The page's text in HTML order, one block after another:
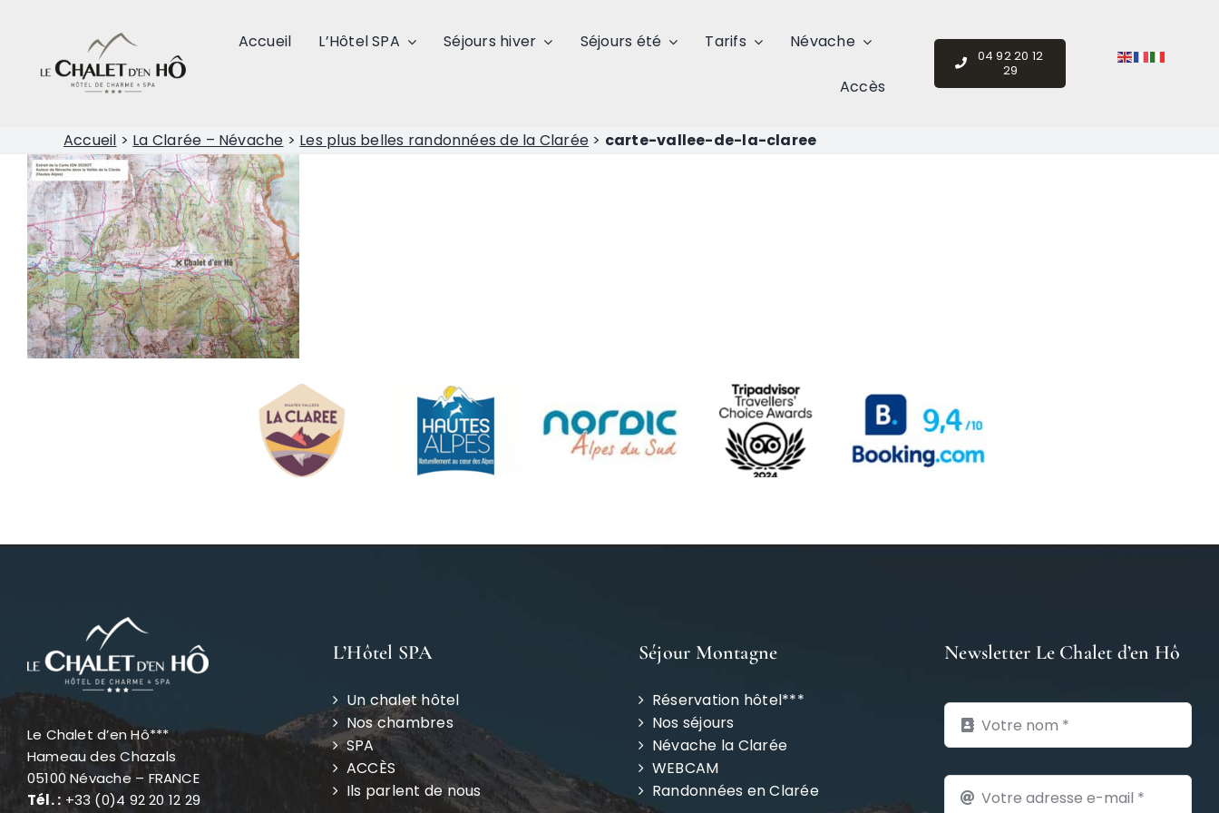
Accueil L’Hôtel SPA Séjours hiver Séjours été Tarifs Névache
Accès
04 92 20 12
29
Accueil > La Clarée – Névache > Les plus belles randonnées de la Clarée > carte-vallee-de-la-claree
Le Chalet d’en Hô***
Hameau des Chazals
05100 Névache – FRANCE
Tél. : +33 (0)4 92 20 12 29
L’Hôtel SPA
Un chalet hôtel
Nos chambres
SPA
ACCÈS
Ils parlent de nous
Séjour Montagne
Réservation hôtel***
Nos séjours
Névache la Clarée
WEBCAM
Randonnées en Clarée
Newsletter Le Chalet d’en Hô